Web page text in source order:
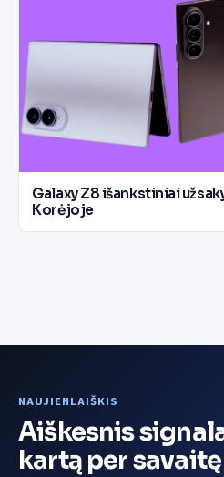
Galaxy Z8 išankstiniai
Korėjoje
NAUJIENLAIŠKIS
Aiškesnis
kartą per savaitę